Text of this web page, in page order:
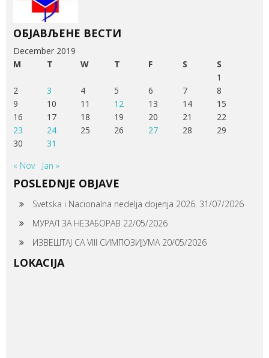
ОБЈАВЉЕНЕ ВЕСТИ
December 2019
M
T W T F S
S
1
2
3 4 5 6 7
8
9
10 11 12 13 14
15
16
17 18 19 20 21
22
23
24 25 26 27 28
29
30
31
« Nov
Jan »
POSLEDNJE OBJAVE
Svetska i Nacionalna nedelja dojenja 2026. 31/07/2026
МУРАЛ ЗА НЕЗАБОРАВ 22/05/2026
ИЗВЕШТАЈ СА VIII СИМПОЗИЈУМА 20/05/2026
LOKACIJA